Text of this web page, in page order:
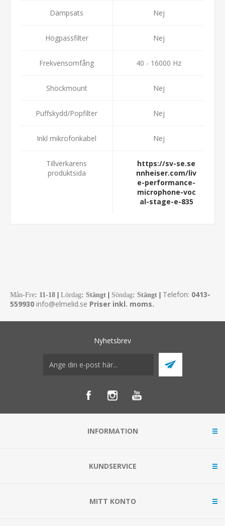
Dämpsats Nej
Högpassfilter Nej
Frekvensomfång 40 - 16000 Hz
Shockmount Nej
Puffskydd/Popfilter Nej
Inkl mikrofonkabel Nej
Tillverkarens
produktsida
https://sv-se.se
nnheiser.com/liv
e-performance-
microphone-voc
al-stage-e-835
Mån-Fre: 11-18 Lördag: Stängt Söndag: Stängt Telefon: 0413-
559930 info@elmelid.se Priser inkl. moms.
Nyhetsbrev
INFORMATION
KUNDSERVICE
MITT KONTO